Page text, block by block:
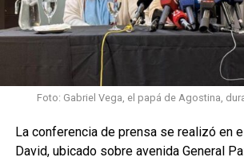
Foto: Gabriel Vega, el papá de Agostina,
La conferencia de prensa se realizó en
David, ubicado sobre avenida General